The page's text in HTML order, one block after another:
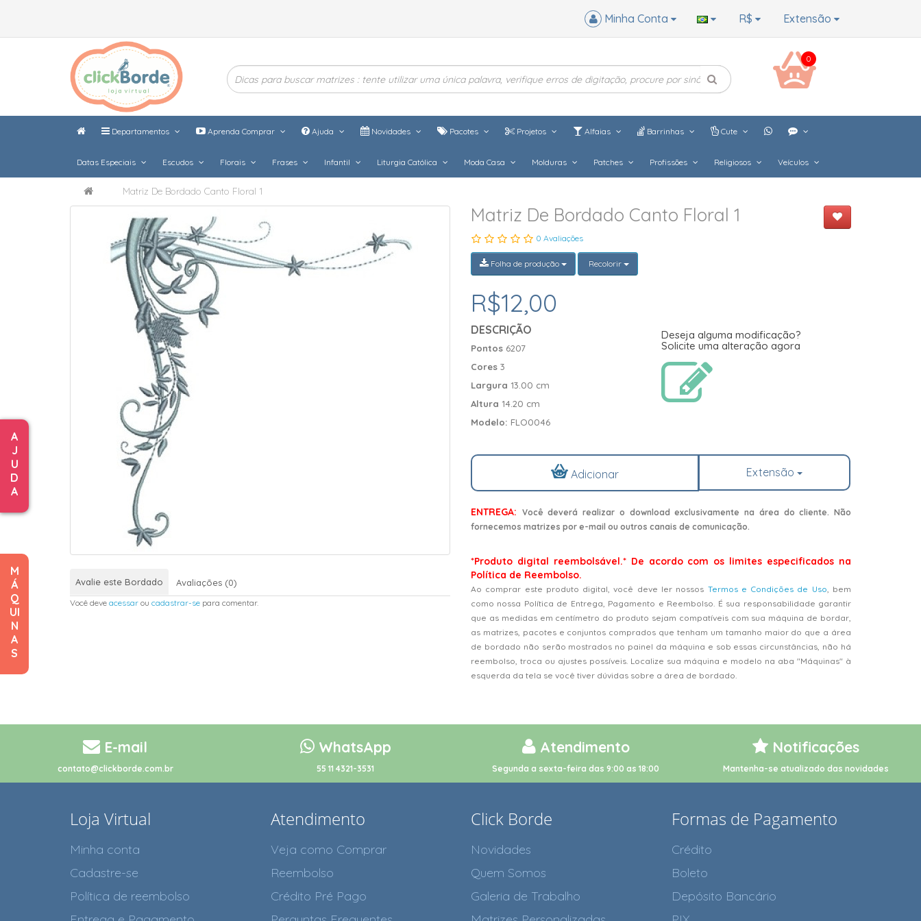
A
J
U
D
A
M
Á
Q
UI
N
A
S
Extensão
R$
Minha Conta
0
Departamentos Aprenda Comprar Ajuda Novidades Pacotes Projetos Alfaias Barrinhas Cute
Datas Especiais Escudos Florais Frases Infantil Liturgia Católica Moda Casa Molduras Patches Profissões Religiosos Veículos
Matriz De Bordado Canto Floral 1
Avalie este Bordado Avaliações (0)
Você deve acessar ou cadastrar-se para comentar.
Matriz De Bordado Canto Floral 1
0 Avaliações
Folha de produção Recolorir
R$12,00
DESCRIÇÃO
Pontos 6207
Cores 3
Largura 13.00 cm
Altura 14.20 cm
Modelo: FLO0046
Deseja alguma modificação?
Solicite uma alteração agora
Adicionar Extensão
ENTREGA: Você deverá realizar o download exclusivamente na área do cliente. Não
fornecemos matrizes por e-mail ou outros canais de comunicação.
*Produto digital reembolsável.* De acordo com os limites especificados na
Política de Reembolso.
Ao comprar este produto digital, você deve ler nossos Termos e Condições de Uso , bem
como nossa Política de Entrega, Pagamento e Reembolso. É sua responsabilidade garantir
que as medidas em centímetro do produto sejam compatíveis com sua máquina de bordar,
as matrizes, pacotes e conjuntos comprados que tenham um tamanho maior do que a área
de bordado não serão mostrados no painel da máquina e sob essas circunstâncias, não há
reembolso, troca ou ajustes possíveis. Localize sua máquina e modelo na aba "Máquinas" à
esquerda da tela se você tiver dúvidas sobre a área de bordado.
E-mail
contato@clickborde.com.br
WhatsApp
55 11 4321-3531
Atendimento
Segunda a sexta-feira das 9:00 as 18:00
Notificações
Mantenha-se atualizado das novidades
Loja Virtual
Minha conta
Cadastre-se
Política de reembolso
Atendimento
Veja como Comprar
Reembolso
Crédito Pré Pago
Click Borde
Novidades
Quem Somos
Galeria de Trabalho
Formas de Pagamento
Crédito
Boleto
Depósito Bancário